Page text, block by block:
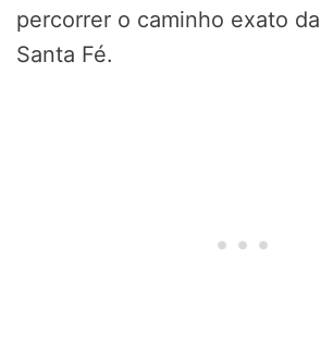
percorrer o caminho exato
Santa Fé.